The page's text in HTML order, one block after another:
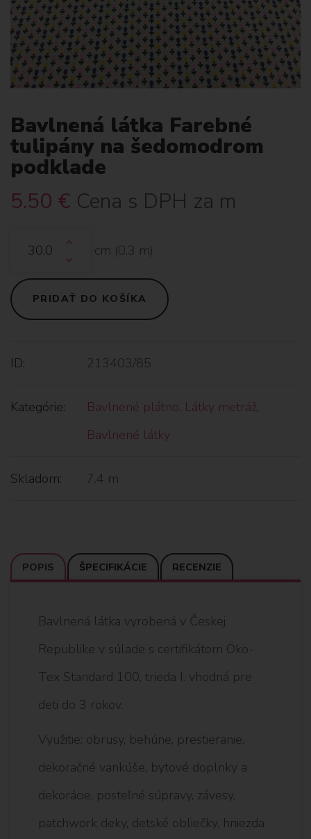
Bavlnená látka Farebné
tulipány na šedomodrom
podklade
5.50 € Cena s DPH za m
cm (0.3 m)
PRIDAŤ DO KOŠÍKA
ID: 213403/85
Kategórie: Bavlnené plátno, Látky metráž,
Bavlnené látky
Skladom: 7.4 m
POPIS ŠPECIFIKÁCIE RECENZIE
Bavlnená látka vyrobená v Českej
Republike v súlade s certifikátom Öko-
Tex Standard 100, trieda I. vhodná pre
deti do 3 rokov.
Využitie: obrusy, behúne, prestieranie,
dekoračné vankúše, bytové doplnky a
dekorácie, posteľné súpravy, závesy,
patchwork deky, detské obliečky, hniezda